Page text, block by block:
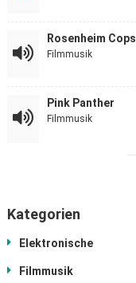
Rosenheim Cops
Filmmusik
Pink Panther
Filmmusik
Kategorien
Elektronische
Filmmusik